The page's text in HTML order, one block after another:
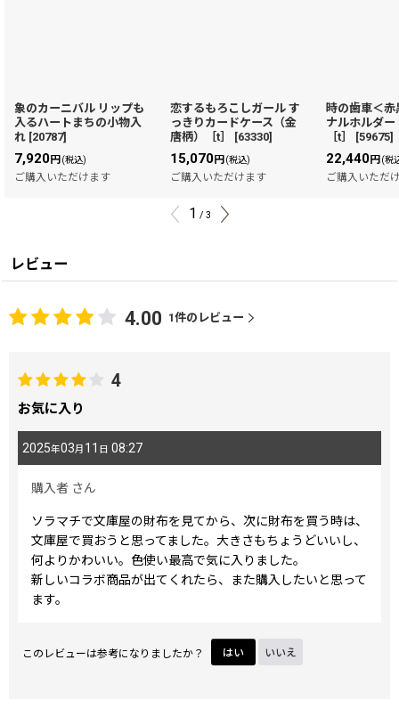
象のカーニバル リップも
入るハートまちの小物入
れ [20787]
7,920円(税込)
ご購入いただけます
恋するもろこしガール す
っきりカードケース（金
唐柄）［t］
[63330]
15,070円(税込)
ご購入いただけます
時の歯車＜赤
ナルホルダ
［t］
[59675]
22,440円(税
ご購入いただ
1 / 3
レビュー
4.00 1件のレビュー
4
お気に入り
2025年03月 11 日 08:27
購入者 さん
ソラマチで文庫屋の財布を見てから、次に財布を買う時は、
文庫屋で買おうと思ってました。大きさもちょうどいいし、
何よりかわいい。色使い最高で気に入りました。
新しいコラボ商品が出てくれたら、また購入したいと思って
ます。
このレビューは参考になりましたか？ はい いいえ